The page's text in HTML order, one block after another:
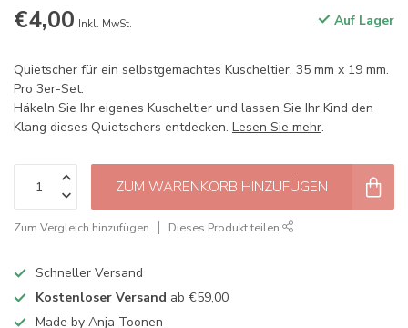
€4,00 Inkl. MwSt. Auf Lager
Quietscher für ein selbstgemachtes Kuscheltier. 35 mm x 19 mm.
Pro 3er-Set.
Häkeln Sie Ihr eigenes Kuscheltier und lassen Sie Ihr Kind den
Klang dieses Quietschers entdecken. Lesen Sie mehr.
ZUM WARENKORB HINZUFÜGEN
Zum Vergleich hinzufügen Dieses Produkt teilen
Schneller Versand
Kostenloser Versand ab €59,00
Made by Anja Toonen